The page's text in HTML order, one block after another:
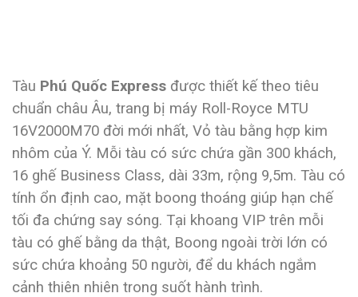
Tàu Phú Quốc Express được thiết kế theo tiêu
chuẩn châu Âu, trang bị máy Roll-Royce MTU
16V2000M70 đời mới nhất, Vỏ tàu bằng hợp kim
nhôm của Ý. Mỗi tàu có sức chứa gần 300 khách,
16 ghế Business Class, dài 33m, rộng 9,5m. Tàu có
tính ổn định cao, mặt boong thoáng giúp hạn chế
tối đa chứng say sóng. Tại khoang VIP trên mỗi
tàu có ghế bằng da thật, Boong ngoài trời lớn có
sức chứa khoảng 50 người, để du khách ngắm
cảnh thiên nhiên trong suốt hành trình.